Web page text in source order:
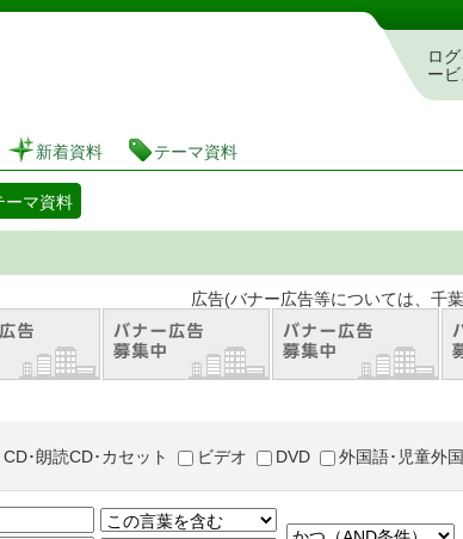
蔵書検索・予約システム
ロ
ー
新着資料 テーマ資料
ーマ資料
ナー広告等については、千葉市が推奨等
CD･朗読CD･カセット ビデオ DVD 外国語･児童外